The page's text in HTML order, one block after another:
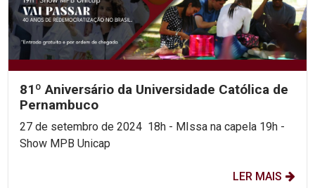
81º Aniversário da Universidade Católica de
Pernambuco
27 de setembro de 2024 18h - MIssa na capela 19h -
Show MPB Unicap
LER MAIS